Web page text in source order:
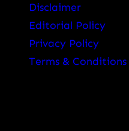
Disclaimer
Editorial Policy
Privacy Policy
Terms & Conditions